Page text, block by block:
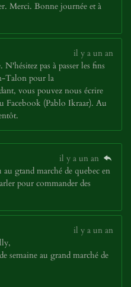
Merci. Bonne journée et à
il y a un an
pas à passer les fins
Talon pour la
vous pouvez nous écrire
Facebook (Pablo Ikraar). Au
il y a un an
gtand marché de quebec en
pour commander des
il y a un an
semaine au grand marché de